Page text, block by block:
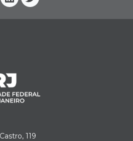
Linkedin
Twitter
119